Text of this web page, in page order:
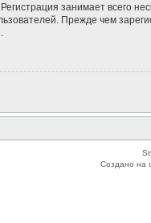
занимает всего
Прежде чем
Создано на